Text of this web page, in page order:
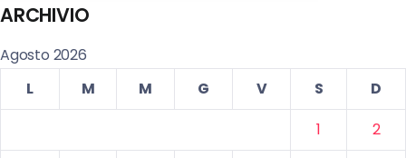
ARCHIVIO
Agosto 2026
L
M M G V S
D
1
2